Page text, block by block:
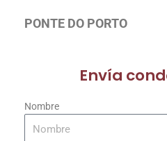
PONTE DO PORTO
Envía
Nombre